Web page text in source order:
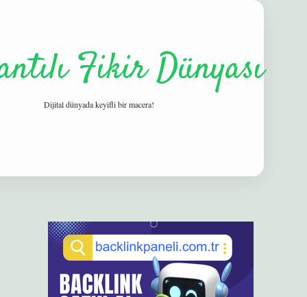
Fikir Dünyası
Dijital dünyada keyifli bir macera!